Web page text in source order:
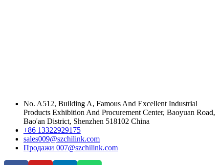
No. A512, Building A, Famous And Excellent Industrial
Products Exhibition And Procurement Center, Baoyuan Road,
Bao'an District, Shenzhen 518102 China
+86 13322929175
sales009@szchilink.com
Продажи 007@szchilink.com